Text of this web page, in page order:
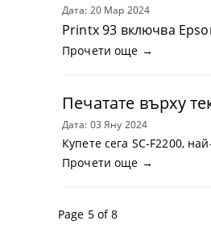
Дата: 20 Мар 2024
Printx 93 включва
Прочети още →
Печатате върху
Дата: 03 Яну 2024
Купете сега SC-F2200,
Прочети още →
Page 5 of 8